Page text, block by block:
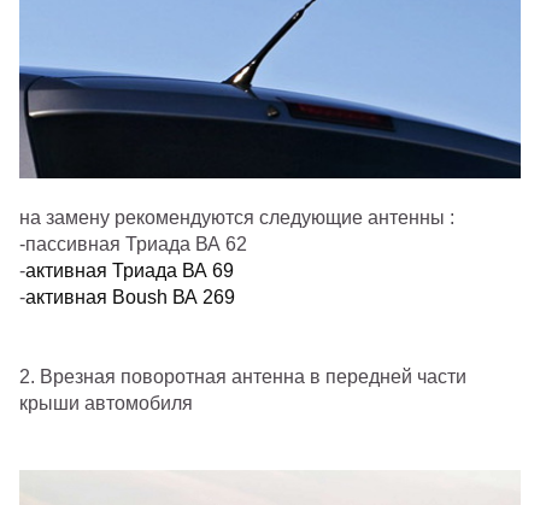
на замену рекомендуются следующие антенны :
-пассивная Триада ВА 62
-активная Триада ВА 69
-активная Boush ВА 269
2. Врезная поворотная антенна в передней части
крыши автомобиля